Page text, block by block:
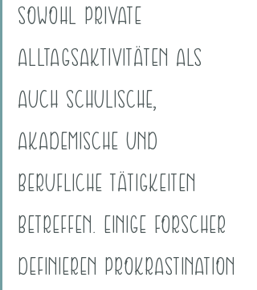
SOWOHL PRIVATE
ALLTAGSAKTIVITÄTEN ALS
AUCH SCHULISCHE,
AKADEMISCHE UND
BERUFLICHE TÄTIGKEITEN
BETREFFEN. EINIGE FORSCHER
DEFINIEREN PROKRASTINATION